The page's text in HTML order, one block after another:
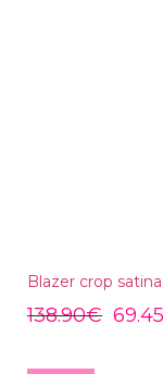
Blazer crop
138.90€ 69.45